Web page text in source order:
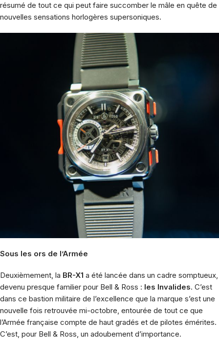
résumé de tout ce qui peut faire succomber le mâle en quête de
nouvelles sensations horlogères supersoniques.
Sous les ors de l’Armée
Deuxièmement, la BR-X1 a été lancée dans un cadre somptueux,
devenu presque familier pour Bell & Ross : les Invalides. C’est
dans ce bastion militaire de l’excellence que la marque s’est une
nouvelle fois retrouvée mi-octobre, entourée de tout ce que
l’Armée française compte de haut gradés et de pilotes émérites.
C’est, pour Bell & Ross, un adoubement d’importance.